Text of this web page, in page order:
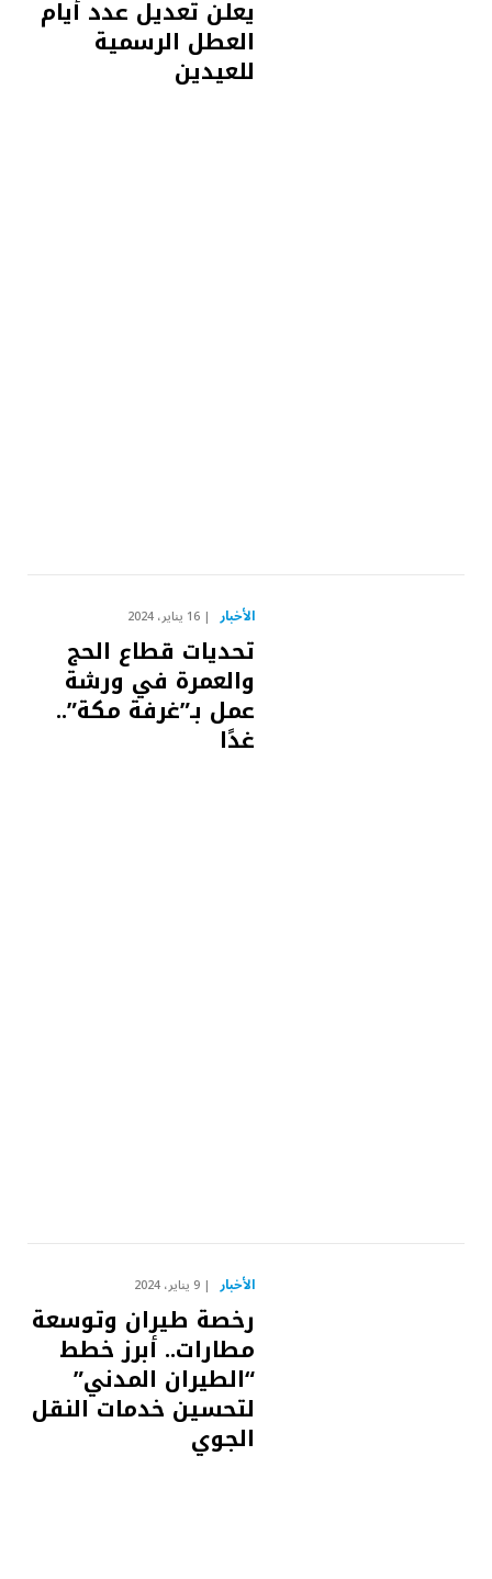
يعلن تعديل عدد أيام
العطل الرسمية
للعيدين
الأخبار 16 يناير، 2024
تحديات قطاع الحج
والعمرة في ورشة
عمل بـ”غرفة مكة”..
غدًا
الأخبار 9 يناير، 2024
رخصة طيران وتوسعة
مطارات.. أبرز خطط
“الطيران المدني”
لتحسين خدمات النقل
الجوي